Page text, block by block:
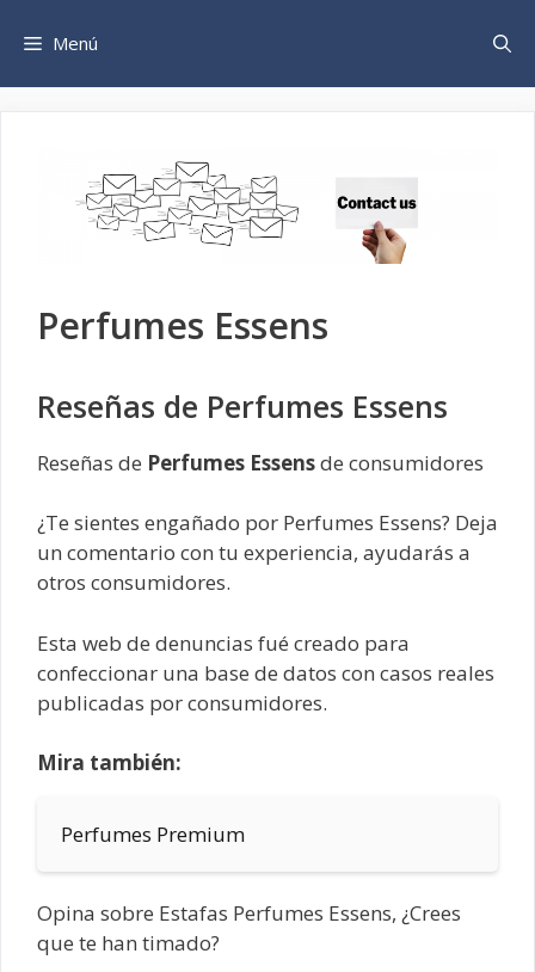
Menú
Perfumes Essens
Reseñas de Perfumes Essens
Reseñas de Perfumes Essensde consumidores
¿Te sientes engañado por Perfumes Essens? Deja
un comentario con tu experiencia, ayudarás a
otros consumidores.
Esta web de denuncias fué creado para
confeccionar una base de datos con casos reales
publicadas por consumidores.
Mira también:
Perfumes Premium
Opina sobre Estafas Perfumes Essens, ¿Crees
que te han timado?